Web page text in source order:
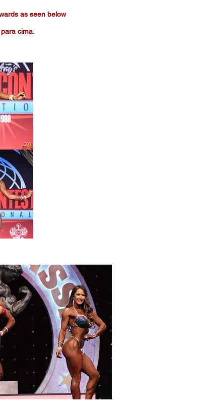
as seen below
cima.